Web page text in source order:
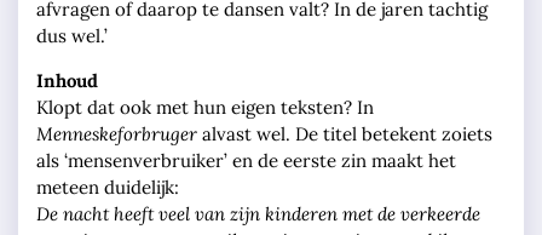
afvragen of daarop te dansen valt? In de jaren tachtig
dus wel.’
Inhoud
Klopt dat ook met hun eigen teksten? In
Menneskeforbruger alvast wel. De titel betekent zoiets
als ‘mensenverbruiker’ en de eerste zin maakt het
meteen duidelijk:
De nacht heeft veel van zijn kinderen met de verkeerde